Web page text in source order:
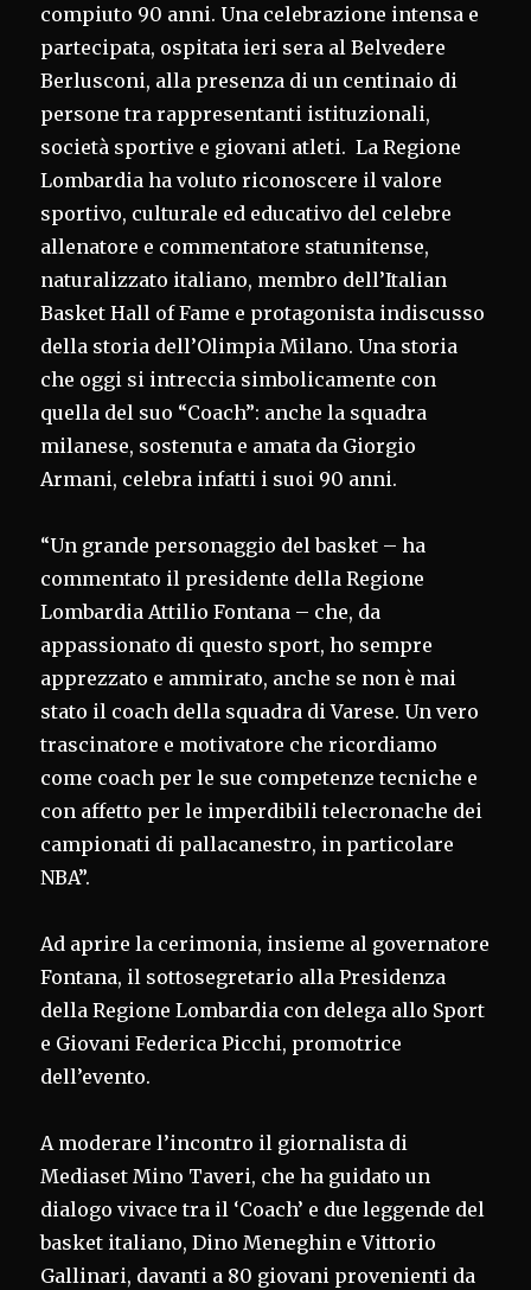
compiuto 90 anni. Una celebrazione intensa e
partecipata, ospitata ieri sera al Belvedere
Berlusconi, alla presenza di un centinaio di
persone tra rappresentanti istituzionali,
società sportive e giovani atleti. La Regione
Lombardia ha voluto riconoscere il valore
sportivo, culturale ed educativo del celebre
allenatore e commentatore statunitense,
naturalizzato italiano, membro dell’Italian
Basket Hall of Fame e protagonista indiscusso
della storia dell’Olimpia Milano. Una storia
che oggi si intreccia simbolicamente con
quella del suo “Coach”: anche la squadra
milanese, sostenuta e amata da Giorgio
Armani, celebra infatti i suoi 90 anni.
“Un grande personaggio del basket – ha
commentato il presidente della Regione
Lombardia Attilio Fontana – che, da
appassionato di questo sport, ho sempre
apprezzato e ammirato, anche se non è mai
stato il coach della squadra di Varese. Un vero
trascinatore e motivatore che ricordiamo
come coach per le sue competenze tecniche e
con affetto per le imperdibili telecronache dei
campionati di pallacanestro, in particolare
NBA”.
Ad aprire la cerimonia, insieme al governatore
Fontana, il sottosegretario alla Presidenza
della Regione Lombardia con delega allo Sport
e Giovani Federica Picchi, promotrice
dell’evento.
A moderare l’incontro il giornalista di
Mediaset Mino Taveri, che ha guidato un
dialogo vivace tra il ‘Coach’ e due leggende del
basket italiano, Dino Meneghin e Vittorio
Gallinari, davanti a 80 giovani provenienti da